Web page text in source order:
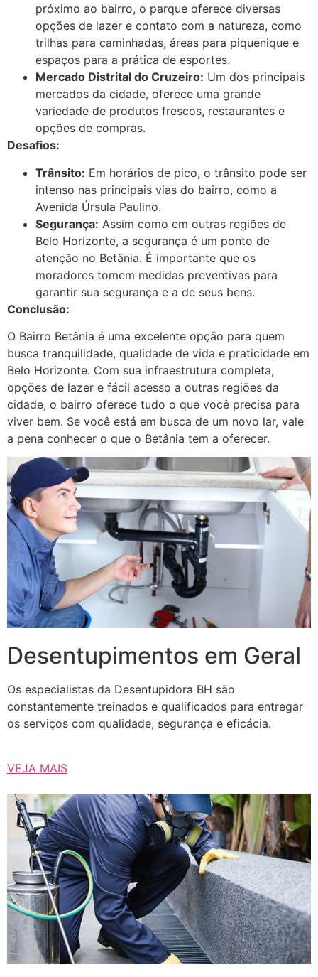
próximo ao bairro, o parque oferece diversas
opções de lazer e contato com a natureza, como
trilhas para caminhadas, áreas para piquenique e
espaços para a prática de esportes.
Mercado Distrital do Cruzeiro: Um dos principais
mercados da cidade, oferece uma grande
variedade de produtos frescos, restaurantes e
opções de compras.
Desafios:
Trânsito: Em horários de pico, o trânsito pode ser
intenso nas principais vias do bairro, como a
Avenida Úrsula Paulino.
Segurança: Assim como em outras regiões de
Belo Horizonte, a segurança é um ponto de
atenção no Betânia. É importante que os
moradores tomem medidas preventivas para
garantir sua segurança e a de seus bens.
Conclusão:
O Bairro Betânia é uma excelente opção para quem
busca tranquilidade, qualidade de vida e praticidade em
Belo Horizonte. Com sua infraestrutura completa,
opções de lazer e fácil acesso a outras regiões da
cidade, o bairro oferece tudo o que você precisa para
viver bem. Se você está em busca de um novo lar, vale
a pena conhecer o que o Betânia tem a oferecer.
Desentupimentos em Geral
Os especialistas da Desentupidora BH são
constantemente treinados e qualificados para entregar
os serviços com qualidade, segurança e eficácia.
VEJA MAIS